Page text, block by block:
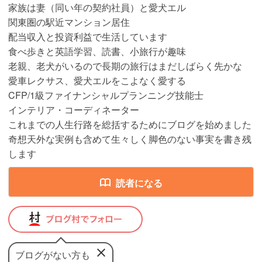
家族は妻（同い年の契約社員）と愛犬エル
関東圏の駅近マンション居住
配当収入と投資利益で生活しています
食べ歩きと英語学習、読書、小旅行が趣味
老親、老犬がいるので長期の旅行はまだしばらく先かな
愛車レクサス、愛犬エルをこよなく愛する
CFP/1級ファイナンシャルプランニング技能士
インテリア・コーディネーター
これまでの人生行路を総括するためにブログを始めました
奇想天外な実例も含めて生々しく脚色のない事実を書き残
します
読者になる
ブログがない方も